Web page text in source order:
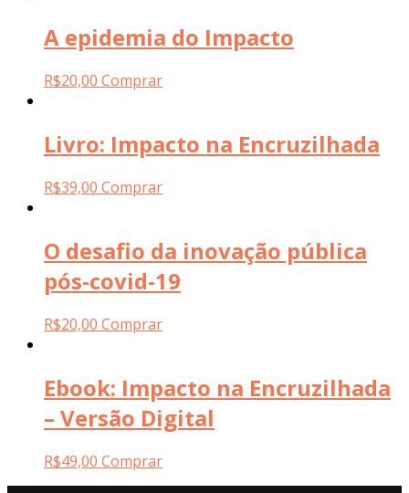
A epidemia do Impacto
R$20,00 Comprar
Livro: Impacto na Encruzilhada
R$39,00 Comprar
O desafio da inovação pública
pós-covid-19
R$20,00 Comprar
Ebook: Impacto na Encruzilhada
– Versão Digital
R$49,00 Comprar